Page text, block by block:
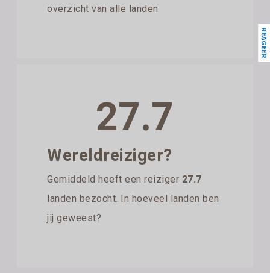
overzicht van alle landen
27.7
Wereldreiziger?
Gemiddeld heeft een reiziger 27.7
landen bezocht. In hoeveel landen ben
jij geweest?
REAGEER